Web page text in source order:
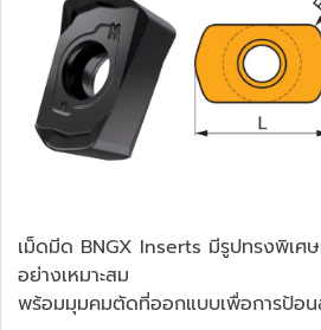
เม็ดมีด BNGX Inserts มีรูปทรงพิเศ
อย่างเหมาะสม
พร้อมมุมคมตัดที่ออกแบบเพื่อการป้อน